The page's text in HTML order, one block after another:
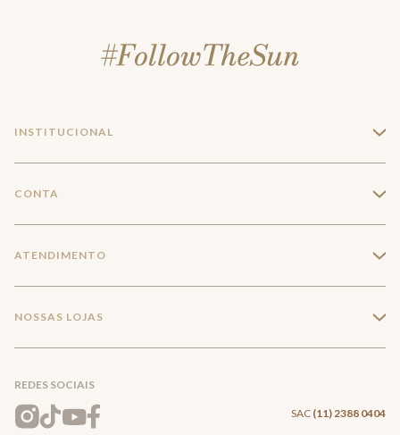
INSTITUCIONAL +
Trabalhe conosco
Mapa do Site
CONTA +
Meus pedidos
Wishlist
ATENDIMENTO +
Entrega e Frete
NOSSAS LOJAS +
REDES SOCIAIS
SAC (11) 2388 0404